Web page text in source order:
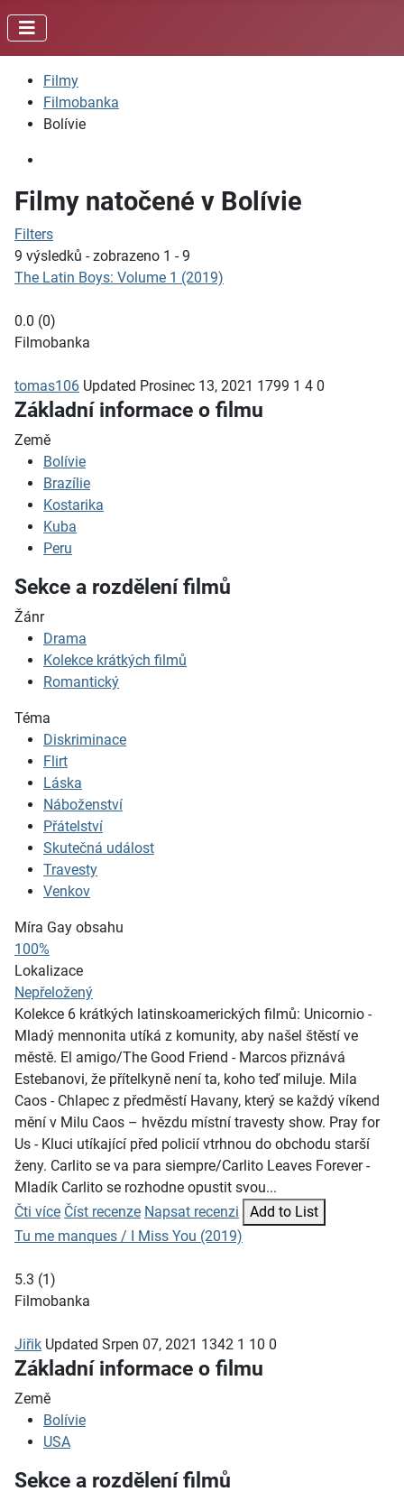
Filmy
Filmobanka
Bolívie
Filmy natočené v Bolívie
Filters
9 výsledků - zobrazeno 1 - 9
The Latin Boys: Volume 1 (2019)
0.0 (0)
Filmobanka
tomas106 Updated Prosinec 13, 2021 1799 1 4 0
Základní informace o filmu
Země
Bolívie
Brazílie
Kostarika
Kuba
Peru
Sekce a rozdělení filmů
Žánr
Drama
Kolekce krátkých filmů
Romantický
Téma
Diskriminace
Flirt
Láska
Náboženství
Přátelství
Skutečná událost
Travesty
Venkov
Míra Gay obsahu
100%
Lokalizace
Nepřeložený
Kolekce 6 krátkých latinskoamerických filmů: Unicornio -
Mladý mennonita utíká z komunity, aby našel štěstí ve
městě. El amigo/The Good Friend - Marcos přiznává
Estebanovi, že přítelkyně není ta, koho teď miluje. Mila
Caos - Chlapec z předměstí Havany, který se každý víkend
mění v Milu Caos – hvězdu místní travesty show. Pray for
Us - Kluci utíkající před policií vtrhnou do obchodu starší
ženy. Carlito se va para siempre/Carlito Leaves Forever -
Mladík Carlito se rozhodne opustit svou...
Čti více Číst recenze Napsat recenzi
Add to List
Tu me manques / I Miss You (2019)
5.3 (1)
Filmobanka
Jiřik Updated Srpen 07, 2021 1342 1 10 0
Základní informace o filmu
Země
Bolívie
USA
Sekce a rozdělení filmů